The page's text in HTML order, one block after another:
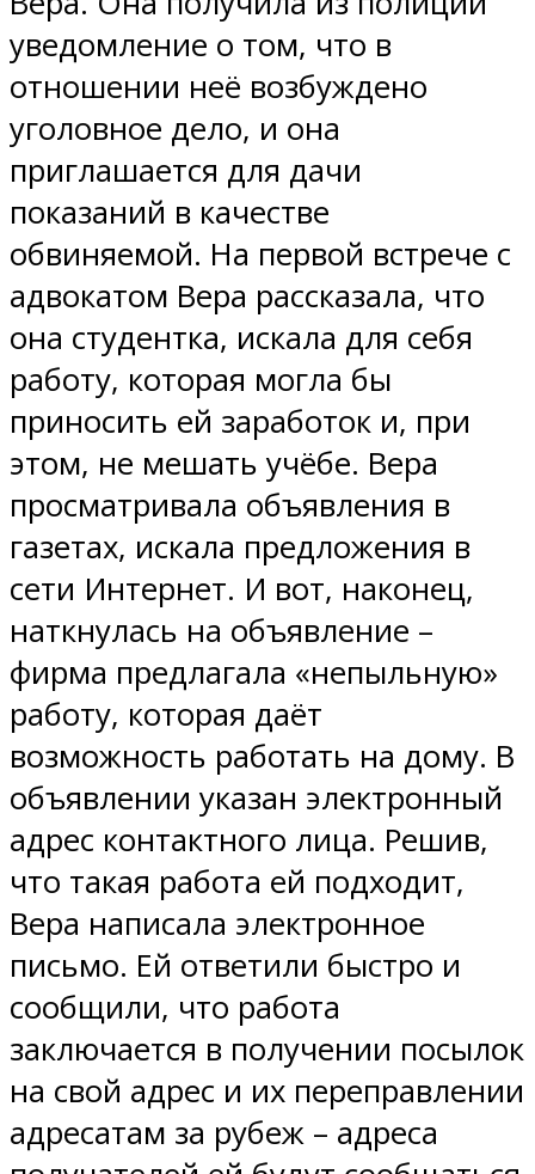
уведомление о том, что в
отношении неё возбуждено
уголовное дело, и она
приглашается для дачи
показаний в качестве
обвиняемой. На первой встрече с
адвокатом Вера рассказала, что
она студентка, искала для себя
работу, которая могла бы
приносить ей заработок и, при
этом, не мешать учёбе. Вера
просматривала объявления в
газетах, искала предложения в
сети Интернет. И вот, наконец,
наткнулась на объявление –
фирма предлагала «непыльную»
работу, которая даёт
возможность работать на дому. В
объявлении указан электронный
адрес контактного лица. Решив,
что такая работа ей подходит,
Вера написала электронное
письмо. Ей ответили быстро и
сообщили, что работа
заключается в получении посылок
на свой адрес и их переправлении
адресатам за рубеж – адреса